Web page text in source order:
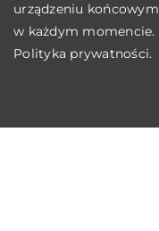
urządzeniu
w każdym momencie.
Polityka prywatności.